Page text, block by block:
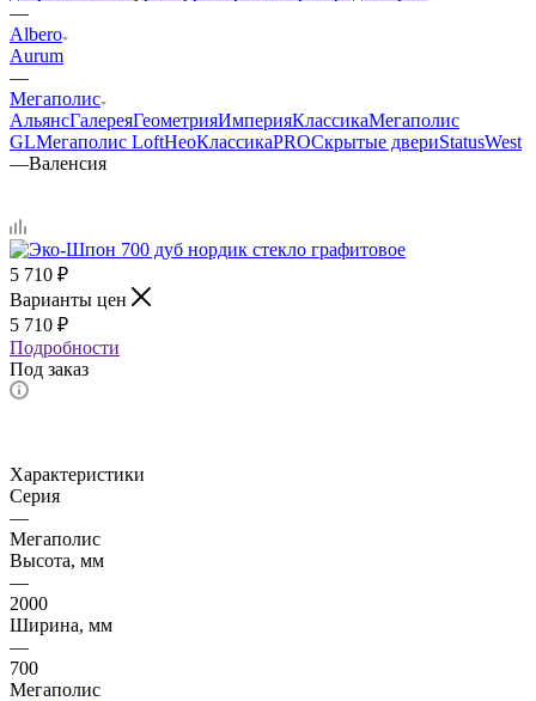
—
Albero
Aurum
—
Мегаполис
АльянсГалереяГеометрияИмперияКлассикаМегаполис
GLМегаполис LoftНеоКлассикаPROСкрытые двериStatusWest
—Валенсия
5 710 ₽
Варианты цен
5 710 ₽
Подробности
Под заказ
Характеристики
Серия
—
Мегаполис
Высота, мм
—
2000
Ширина, мм
—
700
Мегаполис